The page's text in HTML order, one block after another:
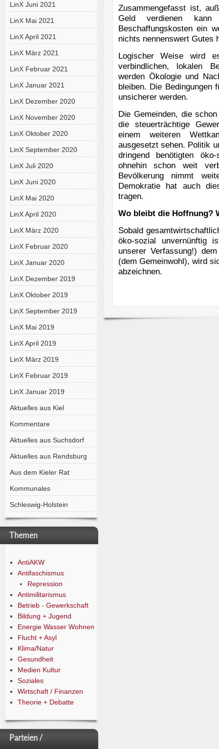
LinX Juni 2021
LinX Mai 2021
LinX April 2021
LinX März 2021
LinX Februar 2021
LinX Januar 2021
LinX Dezember 2020
LinX November 2020
LinX Oktober 2020
LinX September 2020
LinX Juli 2020
LinX Juni 2020
LinX Mai 2020
LinX April 2020
LinX März 2020
LinX Februar 2020
LinX Januar 2020
LinX Dezember 2019
LinX Oktober 2019
LinX September 2019
LinX Mai 2019
LinX April 2019
LinX März 2019
LinX Februar 2019
LinX Januar 2019
Aktuelles aus Kiel
Kommentare
Aktuelles aus Suchsdorf
Aktuelles aus Rendsburg
Aus dem Kieler Rat
Kommunales
Schleswig-Holstein
Themen
AntiAKW
Antifaschismus
Repression
Antimilitarismus
Betrieb - Gewerkschaft
Bildung + Jugend
Energie Wasser Wohnen
Flucht + Asyl
Klima/Natur
Gesundheit
Medien Kultur
Soziales
Wirtschaft / Finanzen
Theorie + Debatte
Parteien /
Zusammengefasst ist,
Geld verdienen
Beschaffungskosten ein
nichts nennenswert Gutes
Logischer Weise wird
verbindlichen, lokalen
werden Ökologie und
bleiben. Die Bedingungen
unsicherer werden.
Die Gemeinden, die
die steuerträchtige
einem weiteren
ausgesetzt sehen. Politik
dringend benötigten
ohnehin schon weit
Bevölkerung nimmt
Demokratie hat auch
tragen.
Wo bleibt die Hoffnung?
Sobald
öko-sozial unvernünftig
unserer Verfassung!)
(dem Gemeinwohl), wird
abzeichnen.